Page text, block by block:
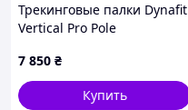
Трекинговые палки Dynafit
Vertical Pro Pole
складные для
трейлраннинга
альпинизма и походов
7 850 ₴
Купить